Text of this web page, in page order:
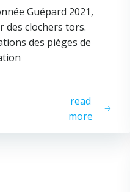
Guépard 2021,
des clochers tors.
des pièges de
read
more